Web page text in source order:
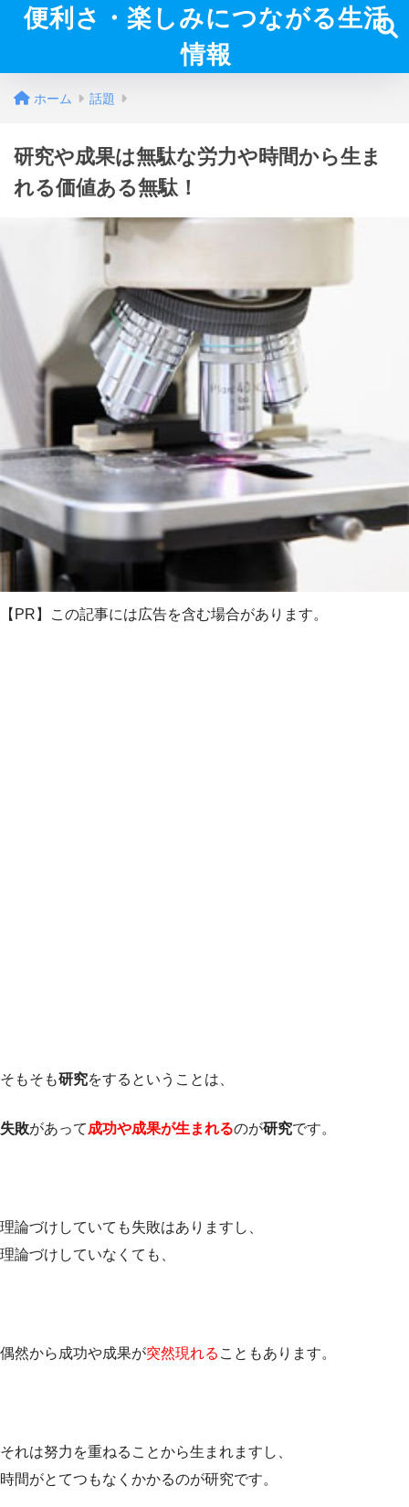
便利さ・楽しみにつながる生活
情報
ホーム 話題
研究や成果は無駄な労力や時間から生ま
れる価値ある無駄！
【PR】この記事には広告を含む場合があります。
そもそも研究をするということは、
失敗があって成功や成果が生まれるのが研究です。
理論づけしていても失敗はありますし、
理論づけしていなくても、
偶然から成功や成果が突然現れる こともあります。
それは努力を重ねることから生まれますし、
時間がとてつもなくかかるのが研究です。